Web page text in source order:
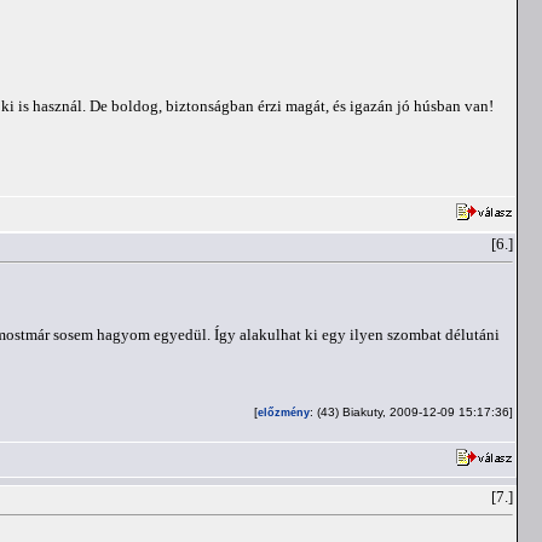
használ. De boldog, biztonságban érzi magát, és igazán jó húsban van!
[6.]
sosem hagyom egyedül. Így alakulhat ki egy ilyen szombat délutáni
[előzmény: (43) Biakuty, 2009-12-09 15:17:36]
[7.]